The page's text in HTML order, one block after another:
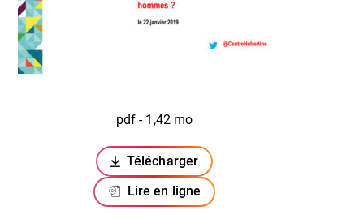
pdf - 1,42 mo
Télécharger
(ouverture dans un nouvel onglet)
Lire en ligne